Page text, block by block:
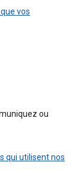
vos
ou
qui utilisent nos